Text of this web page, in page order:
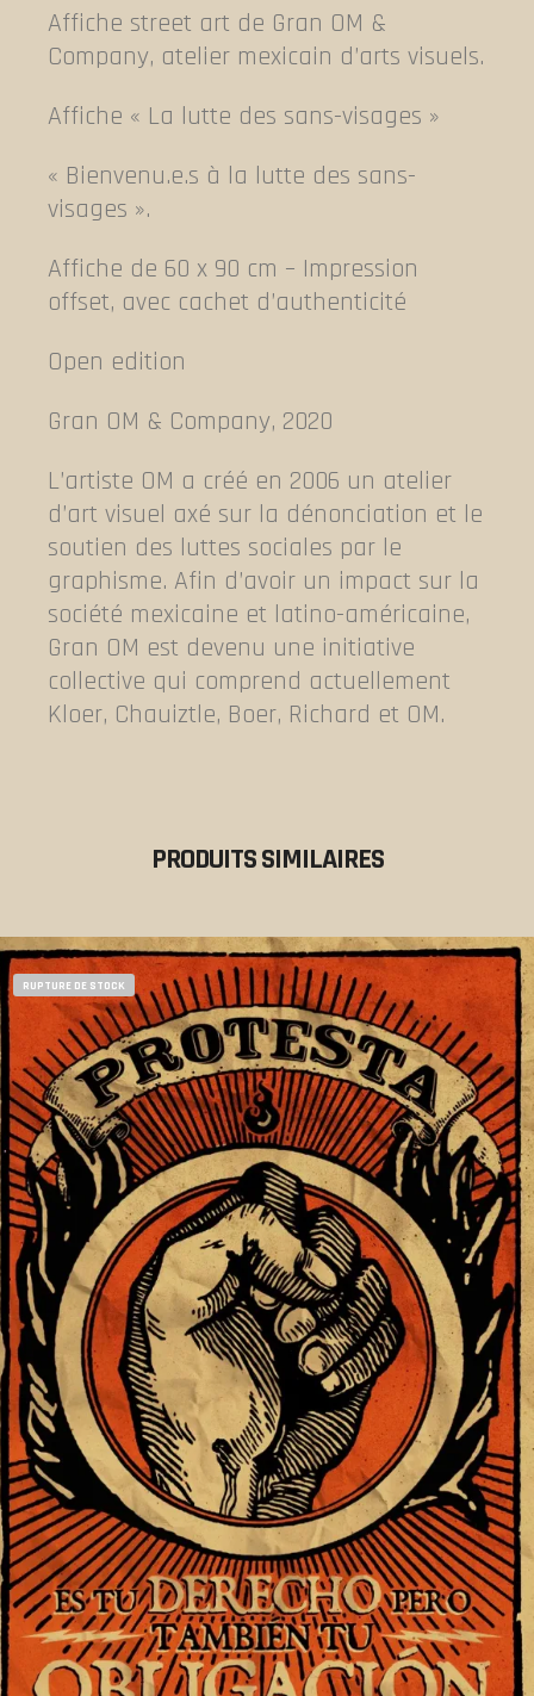
Affiche street art de Gran OM &
Company, atelier mexicain d’arts visuels.
Affiche « La lutte des sans-visages »
« Bienvenu.e.s à la lutte des sans-
visages ».
Affiche de 60 x 90 cm – Impression
offset, avec cachet d’authenticité
Open edition
Gran OM & Company, 2020
L’artiste OM a créé en 2006 un atelier
d’art visuel axé sur la dénonciation et le
soutien des luttes sociales par le
graphisme. Afin d’avoir un impact sur la
société mexicaine et latino-américaine,
Gran OM est devenu une initiative
collective qui comprend actuellement
Kloer, Chauiztle, Boer, Richard et OM.
PRODUITS SIMILAIRES
RUPTURE DE STOCK